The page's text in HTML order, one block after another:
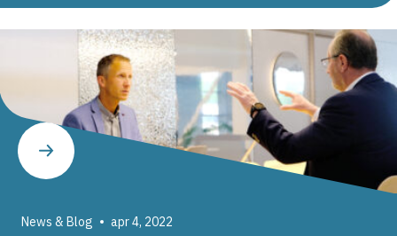
News & Blog apr 4, 2022